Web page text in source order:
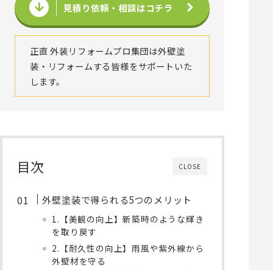
見積り依頼・相談はコチラ
正直 外装リフォームプロ集団は外壁塗
装・リフォームする皆様をサポートいた
します。
CLOSE
目次
外壁塗装で得られる5つのメリット
1.【美観の向上】新築時のような輝き
を取り戻す
2.【耐久性の向上】雨風や紫外線から
外壁材を守る